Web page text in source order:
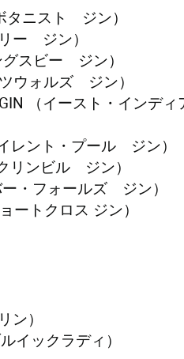
タニスト ジン）
ー ジン）
グスビー ジン）
ウォルズ ジン）
（イースト・インデ
レント・プール ジン）
リンビル ジン）
ー・フォールズ ジン）
ートクロス ジン）
ン）
イックラディ）